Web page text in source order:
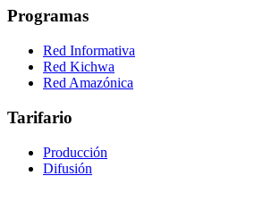
Programas
Red Informativa
Red Kichwa
Red Amazónica
Tarifario
Producción
Difusión